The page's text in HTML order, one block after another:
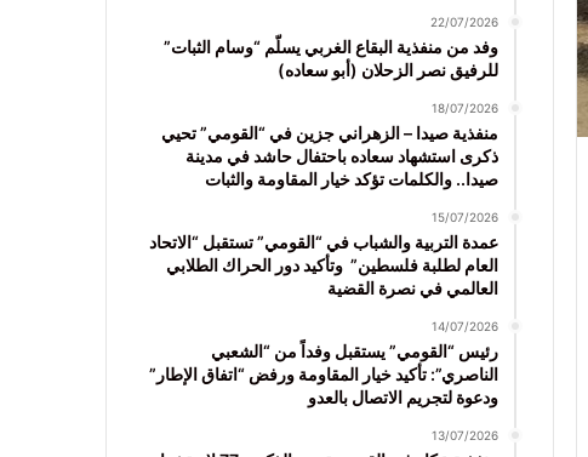
22/07/2026
وفد من منفذية البقاع الغربي يسلّم “وسام الثبات”
للرفيق نصر الزحلان (أبو سعاده)
18/07/2026
منفذية صيدا – الزهراني جزين في “القومي” تحيي
ذكرى استشهاد سعاده باحتفال حاشد في مدينة
صيدا.. والكلمات تؤكد خيار المقاومة والثبات
15/07/2026
عمدة التربية والشباب في “القومي” تستقبل “الاتحاد
العام لطلبة فلسطين” وتأكيد دور الحراك الطلابي
العالمي في نصرة القضية
14/07/2026
رئيس “القومي” يستقبل وفداً من “الشعبي
الناصري”: تأكيد خيار المقاومة ورفض “اتفاق الإطار”
ودعوة لتجريم الاتصال بالعدو
13/07/2026